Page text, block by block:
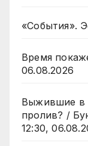
«События».
Время
06.08.2026
Выжившие в
пролив? /
12:30,